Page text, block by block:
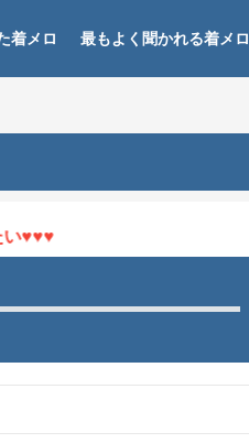
着メロ 最もよく聞かれる着メロ